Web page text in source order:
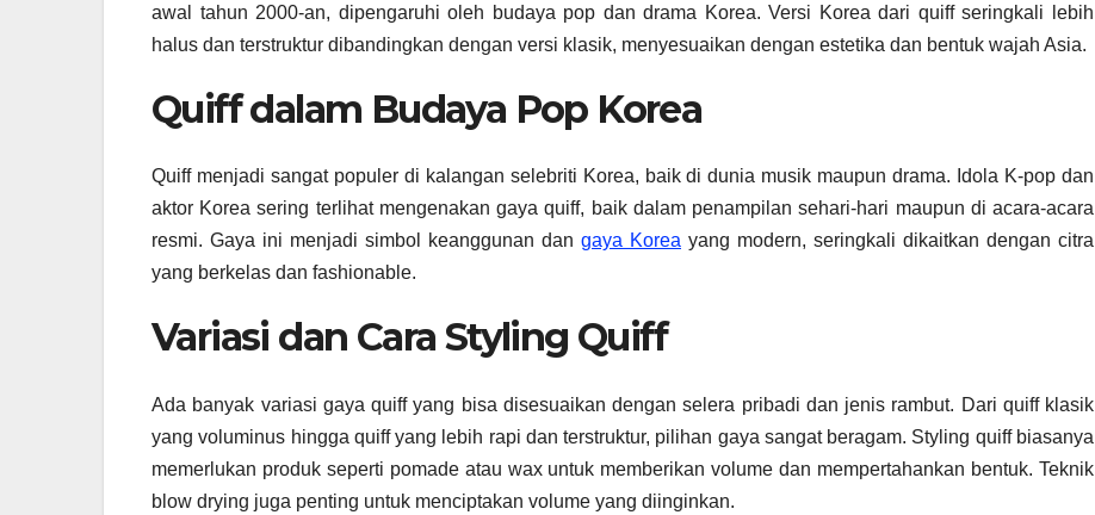
awal tahun 2000-an, dipengaruhi oleh budaya pop dan drama Korea. Versi Korea dari quiff seringkali lebih
halus dan terstruktur dibandingkan dengan versi klasik, menyesuaikan dengan estetika dan bentuk wajah Asia.
Quiff dalam Budaya Pop Korea
Quiff menjadi sangat populer di kalangan selebriti Korea, baik di dunia musik maupun drama. Idola K-pop dan
aktor Korea sering terlihat mengenakan gaya quiff, baik dalam penampilan sehari-hari maupun di acara-acara
resmi. Gaya ini menjadi simbol keanggunan dan gaya Korea yang modern, seringkali dikaitkan dengan citra
yang berkelas dan fashionable.
Variasi dan Cara Styling Quiff
Ada banyak variasi gaya quiff yang bisa disesuaikan dengan selera pribadi dan jenis rambut. Dari quiff klasik
yang voluminus hingga quiff yang lebih rapi dan terstruktur, pilihan gaya sangat beragam. Styling quiff biasanya
memerlukan produk seperti pomade atau wax untuk memberikan volume dan mempertahankan bentuk. Teknik
blow drying juga penting untuk menciptakan volume yang diinginkan.